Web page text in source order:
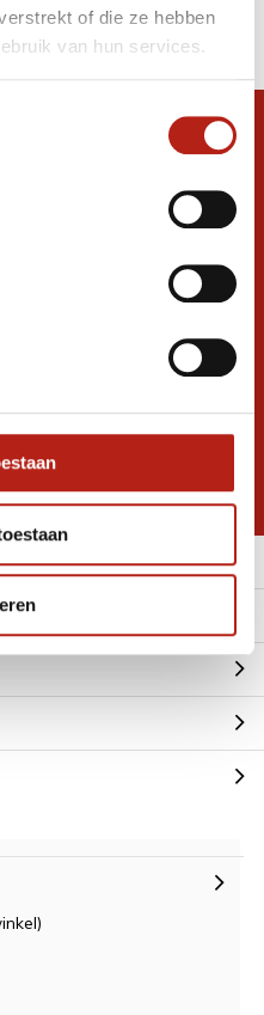
of die ze hebben
van hun services.
en
Inschrijven voor